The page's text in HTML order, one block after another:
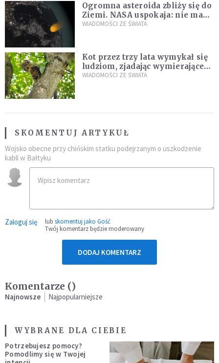
Ogromna asteroida zbliży się do
Ziemi. NASA uspokaja: nie ma
zagrożenia
WIADOMOŚCI ZE ŚWIATA
Kot przez trzy lata wymykał się
ludziom, zjadając wymierające
kaczki. W końcu popełnił
WIADOMOŚCI ZE ŚWIATA
SKOMENTUJ ARTYKUŁ
Wojsko obecne przy chińskim statku podejrzanym o uszkodzenie
kabli w Bałtyku
Zaloguj się lub skomentuj jako Gość
Twój komentarz będzie moderowany
DODAJ KOMENTARZ
Komentarze ()
Najnowsze Najpopularniejsze
WYBRANE DLA CIEBIE
Potrzebujesz pomocy?
Pomodlimy się w Twojej